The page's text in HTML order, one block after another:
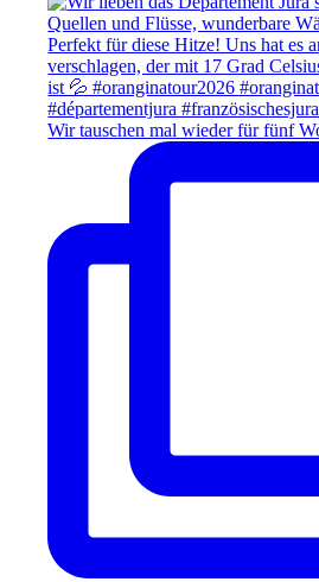
Wir tauschen mal wieder für fünf